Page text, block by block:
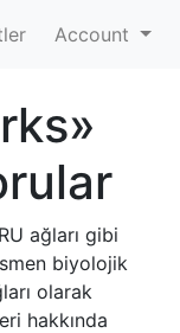
Account
ağları gibi
biyolojik
olarak
hakkında